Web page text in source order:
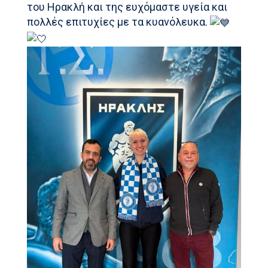
του Ηρακλή και της ευχόμαστε υγεία και
πολλές επιτυχίες με τα κυανόλευκα.